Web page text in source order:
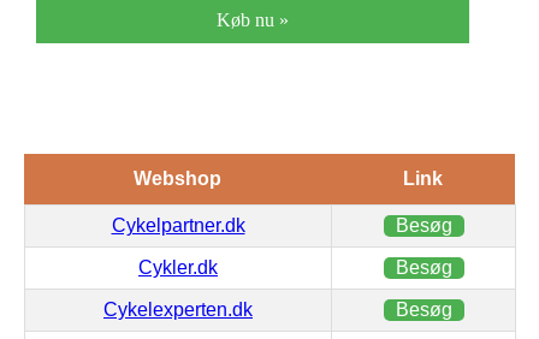
Køb nu »
Webshop Link
Cykelpartner.dk Besøg
Cykler.dk Besøg
Cykelexperten.dk Besøg